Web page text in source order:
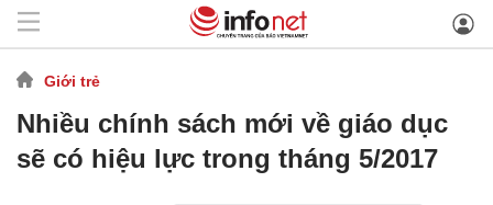
Giới trẻ
Nhiều chính sách mới về giáo dục
sẽ có hiệu lực trong tháng 5/2017